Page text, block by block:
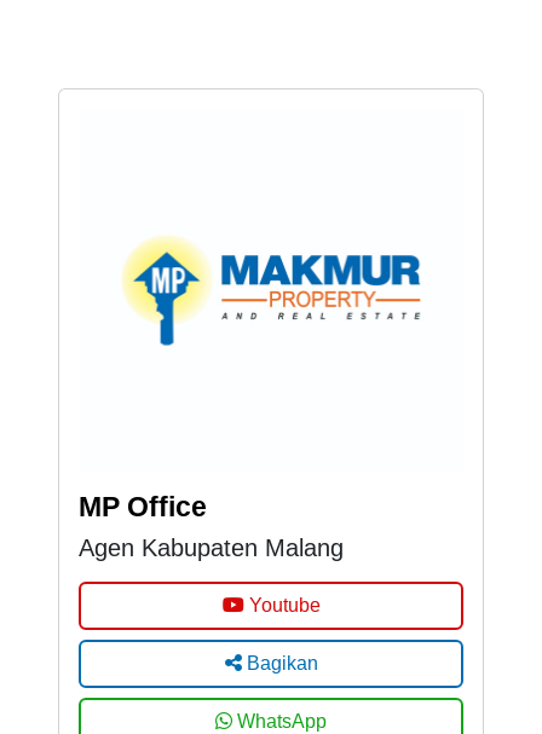
MP Office
Agen Kabupaten Malang
Youtube
Bagikan
WhatsApp